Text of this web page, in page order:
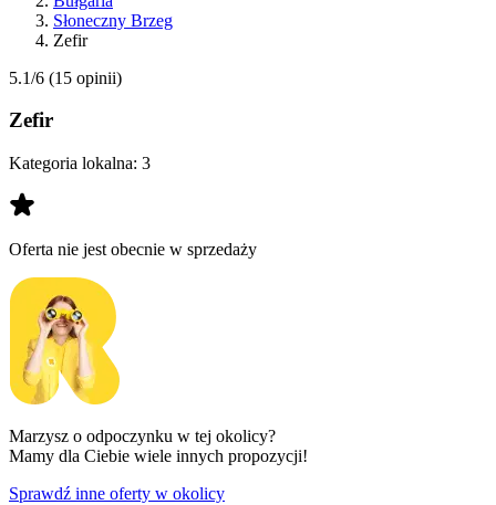
Słoneczny Brzeg
Zefir
5.1/6 (15 opinii)
Zefir
Kategoria lokalna: 3
Oferta nie jest obecnie w sprzedaży
Marzysz o odpoczynku w tej okolicy?
Mamy dla Ciebie wiele innych propozycji!
Sprawdź inne oferty w okolicy